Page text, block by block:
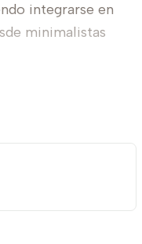
integrarse en
minimalistas